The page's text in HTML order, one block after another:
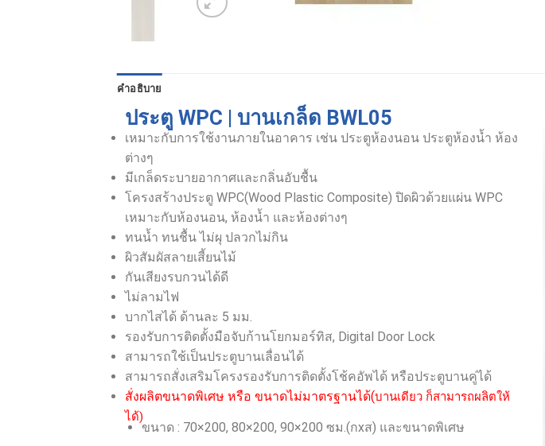
คำอธิบาย
ประตู WPC | บานเกล็ด BWL05
เหมาะกับการใช้งานภายในอาคาร เช่น ประตูห้องนอน ประตูห้องน้ำ ห้อง
ต่างๆ
มีเกล็ดระบายอากาศและกลิ่นอับชื้น
โครงสร้างประตู WPC(Wood Plastic Composite) ปิดผิวด้วยแผ่น WPC
เหมาะกับห้องนอน, ห้องน้ำ และห้องต่างๆ
ทนน้ำ ทนชื้น ไม่ผุ ปลวกไม่กิน
ผิวสัมผัสลายเสี้ยนไม้
กันเสียงรบกวนได้ดี
ไม่ลามไฟ
บากไสได้ ด้านละ 5 มม.
รองรับการติดตั้งมือจับก้านโยกมอร์ทิส, Digital Door Lock
สามารถใช้เป็นประตูบานเลื่อนได้
สามารถสั่งเสริมโครงรองรับการติดตั้งโช้คอัพได้ หรือประตูบานคู่ได้
สั่งผลิตขนาดพิเศษ หรือ ขนาดไม่มาตรฐานได้(บานเดียว ก็สามารถผลิตให้
ได้)
ขนาด : 70×200, 80×200, 90×200 ซม.(กxส) และขนาดพิเศษ